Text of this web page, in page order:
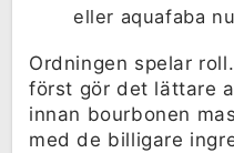
eller aquafaba
Ordningen spelar
först gör det lättare
innan bourbonen
med de billigare